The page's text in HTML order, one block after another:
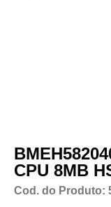
CPU 8MB
Cod. do Produto: